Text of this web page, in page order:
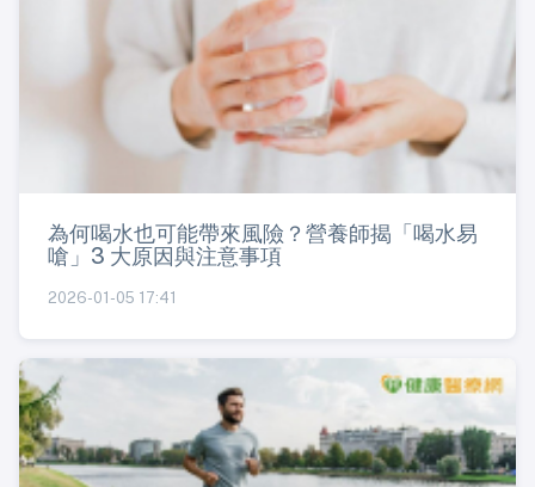
為何喝水也可能帶來風險？營養師揭「喝水易
嗆」3 大原因與注意事項
2026-01-05 17:41